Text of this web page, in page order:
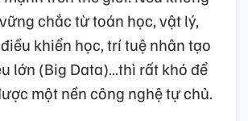
chắc từ toán học, vật lý,
khiển học, trí tuệ nhân tạo
lớn (Big Data)…thì rất khó để
một nền công nghệ tự chủ.